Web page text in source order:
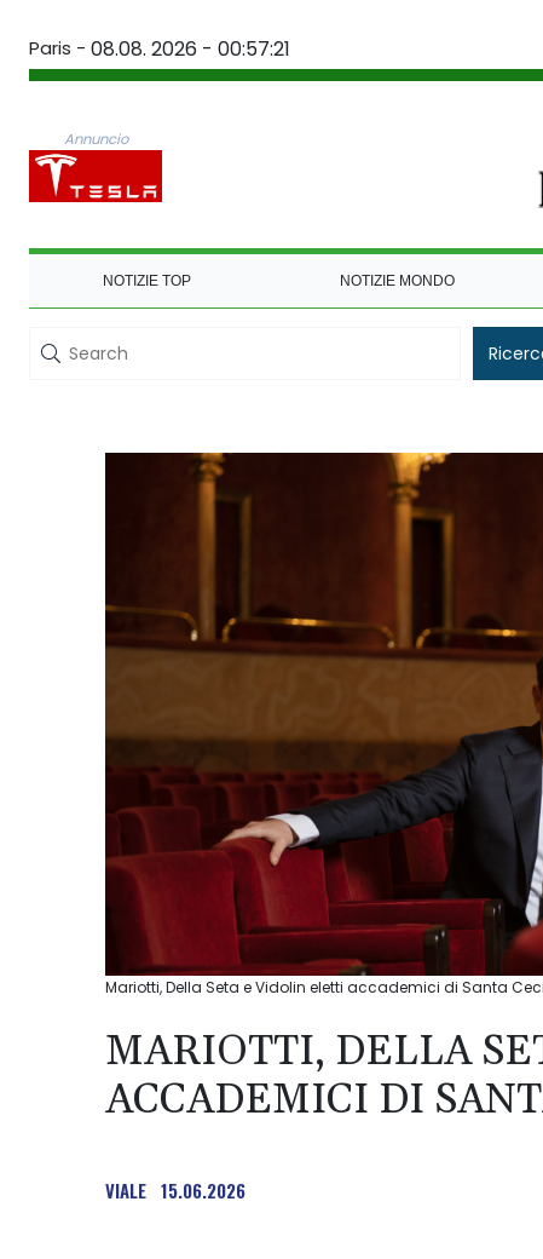
Paris - 08.08. 2026 - 00:57:21
Annuncio
NOTIZIE TOP NOTIZIE MONDO
Mariotti, Della Seta e Vidolin eletti accademici di Santa
MARIOTTI, DELLA
ACCADEMICI DI
VIALE 15.06.2026